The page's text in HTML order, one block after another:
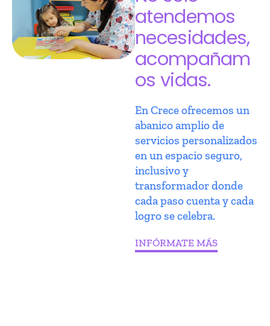
atendemos
necesidades,
acompañam
os vidas.
En Crece ofrecemos un
abanico amplio de
servicios personalizados
en un espacio seguro,
inclusivo y
transformador donde
cada paso cuenta y cada
logro se celebra.
INFÓRMATE MÁS